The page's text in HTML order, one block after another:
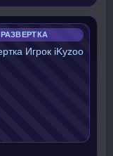
РАЗВЕРТКА